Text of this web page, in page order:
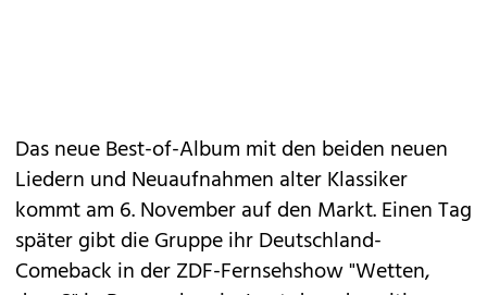
Das neue Best-of-Album mit den beiden neuen
Liedern und Neuaufnahmen alter Klassiker
kommt am 6. November auf den Markt. Einen Tag
später gibt die Gruppe ihr Deutschland-
Comeback in der ZDF-Fernsehshow "Wetten,